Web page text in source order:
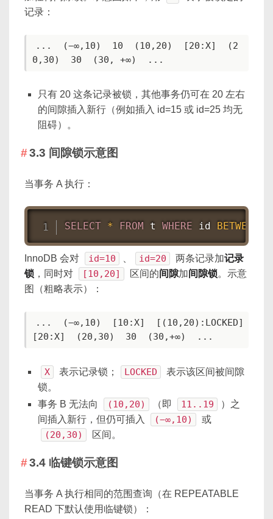
记录：
...  (−∞,10)  10  (10,20)  [20:X]  (2
0,30)  30  (30, +∞)  ...
只有 20 这条记录被锁，其他事务仍可在 20 左右
的间隙插入新行（例如插入 id=15 或 id=25 均无
阻碍）。
3.3 间隙锁示意图
当事务 A 执行：
SELECT * FROM t WHERE id BETWEEN
InnoDB 会对 id=10 id=20 两条记录加记录
锁 ，同时对 [10,20] 区间的间隙加间隙锁。示意
图（粗略表示）：
...  (−∞,10)  [10:X]  [(10,20):LOCKED]
[20:X]  (20,30)  30  (30,+∞)  ...
X 表示记录锁； LOCKED
表示该区间被间隙
锁。
事务 B 无法向
(10,20) （即 11..19
）之
间插入新行，但仍可插入
(−∞,10) 或
(20,30) 区间。
3.4 临键锁示意图
当事务 A 执行相同的范围查询（在 REPEATABLE
READ 下默认使用临键锁）：